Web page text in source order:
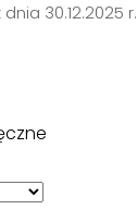
30.12.2025 r.
23.12.2025 r.